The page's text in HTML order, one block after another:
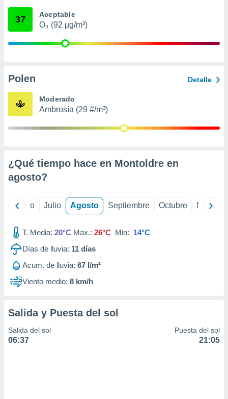
mediante
publicidad
de
37 Aceptable
O₃ (92 µg/m³)
Polen Detalle
Moderado
Ambrosía (29 #/m³)
¿Qué tiempo hace en Montoldre en
agosto?
Junio Julio Agosto Septiembre Octubre
T. Media: 20°C Max.: 26°C Min: 14°C
Días de lluvia: 11 días
Acum. de lluvia: 67 l/m²
Viento medio: 8 km/h
Salida y Puesta del sol
Salida del sol
06:37
Puesta del sol
21:05